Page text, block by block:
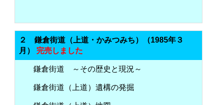
２ 鎌倉街道（上道・かみつみち）（1985年３
月） 完売しました
鎌倉街道 ～その歴史と現況～
鎌倉街道（上道）遺構の発掘